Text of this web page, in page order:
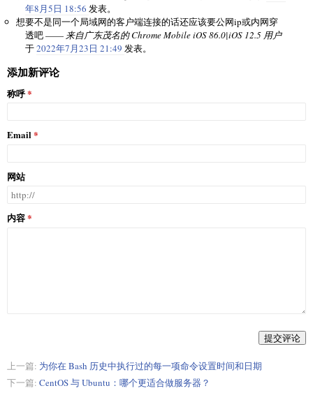
年8月5日 18:56 发表。
想要不是同一个局域网的客户端连接的话还应该要公网ip或内网穿
透吧 —— 来自广东茂名的 Chrome Mobile iOS 86.0|iOS 12.5 用户
于2022年7月23日 21:49 发表。
添加新评论
称呼
Email
网站
内容
提交评论
上一篇: 为你在 Bash 历史中执行过的每一项命令设置时间和日期
下一篇: CentOS 与 Ubuntu：哪个更适合做服务器？